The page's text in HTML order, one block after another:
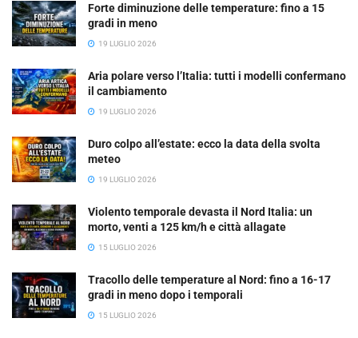
Forte diminuzione delle temperature: fino a 15
gradi in meno
19 LUGLIO 2026
Aria polare verso l’Italia: tutti i modelli confermano
il cambiamento
19 LUGLIO 2026
Duro colpo all’estate: ecco la data della svolta
meteo
19 LUGLIO 2026
Violento temporale devasta il Nord Italia: un
morto, venti a 125 km/h e città allagate
15 LUGLIO 2026
Tracollo delle temperature al Nord: fino a 16-17
gradi in meno dopo i temporali
15 LUGLIO 2026